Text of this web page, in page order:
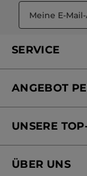
SERVICE
Mein Konto
Online Preisliste
ANGEBOT
Versandhandel
UNSERE
Black Friday Yves
ÜBER UNS